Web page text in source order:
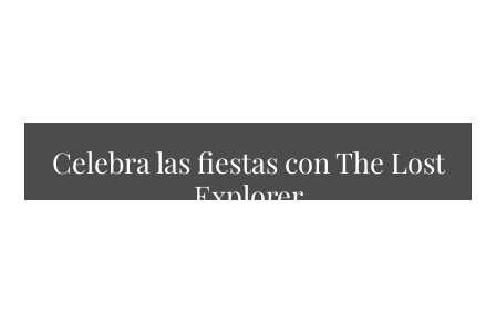
Celebra las fiestas con The Lost
Explorer